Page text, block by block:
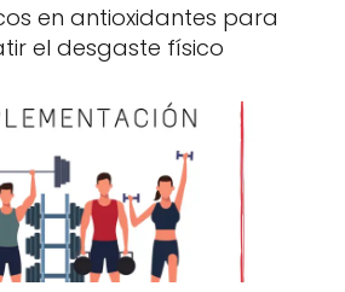
en antioxidantes para
el desgaste físico